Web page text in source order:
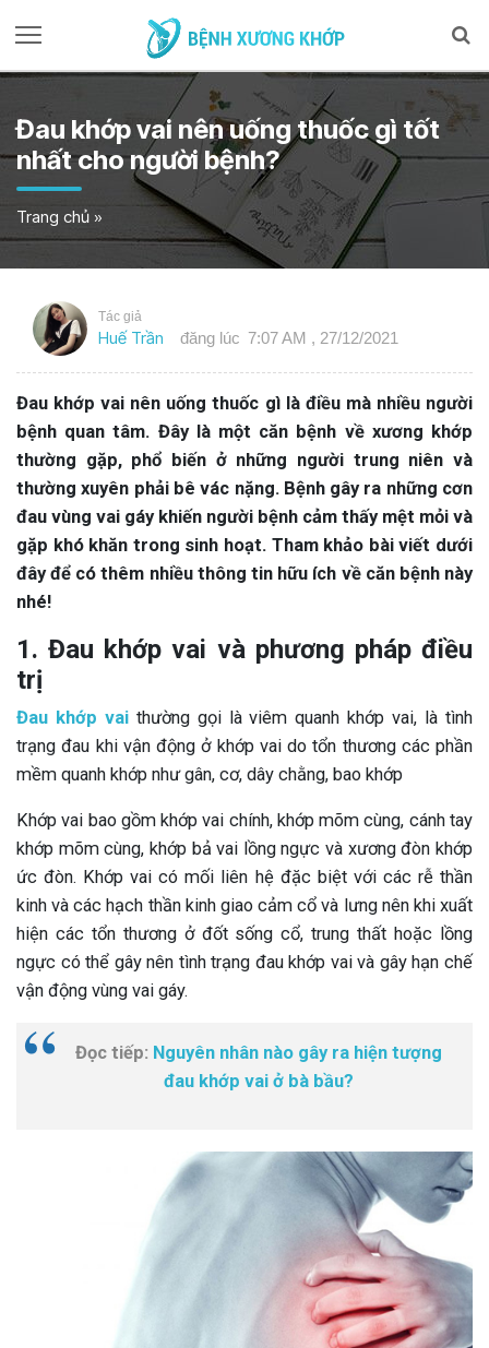
Đau khớp vai nên uống thuốc gì tốt
nhất cho người bệnh?
Trang chủ »
Tác giả
Huế Trần đăng lúc 7:07 AM , 27/12/2021
Đau khớp vai nên uống thuốc gì là điều mà nhiều người
bệnh quan tâm. Đây là một căn bệnh về xương khớp
thường gặp, phổ biến ở những người trung niên và
thường xuyên phải bê vác nặng. Bệnh gây ra những cơn
đau vùng vai gáy khiến người bệnh cảm thấy mệt mỏi và
gặp khó khăn trong sinh hoạt. Tham khảo bài viết dưới
đây để có thêm nhiều thông tin hữu ích về căn bệnh này
nhé!
1. Đau khớp vai và phương pháp điều
trị
Đau khớp vaithường gọi là viêm quanh khớp vai, là tình
trạng đau khi vận động ở khớp vai do tổn thương các phần
mềm quanh khớp như gân, cơ, dây chằng, bao khớp
Khớp vai bao gồm khớp vai chính, khớp mõm cùng, cánh tay
khớp mõm cùng, khớp bả vai lồng ngực và xương đòn khớp
ức đòn. Khớp vai có mối liên hệ đặc biệt với các rễ thần
kinh và các hạch thần kinh giao cảm cổ và lưng nên khi xuất
hiện các tổn thương ở đốt sống cổ, trung thất hoặc lồng
ngực có thể gây nên tình trạng đau khớp vai và gây hạn chế
vận động vùng vai gáy.
Đọc tiếp: Nguyên nhân nào gây ra hiện tượng
đau khớp vai ở bà bầu?